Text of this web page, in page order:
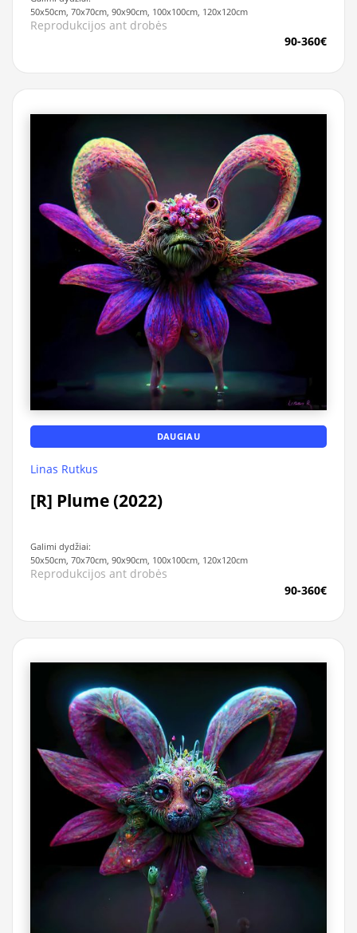
50x50cm, 70x70cm, 90x90cm, 100x100cm, 120x120cm
Reprodukcijos ant drobės
90-360€
DAUGIAU
Linas Rutkus
[R] Plume (2022)
Galimi dydžiai:
50x50cm, 70x70cm, 90x90cm, 100x100cm, 120x120cm
Reprodukcijos ant drobės
90-360€